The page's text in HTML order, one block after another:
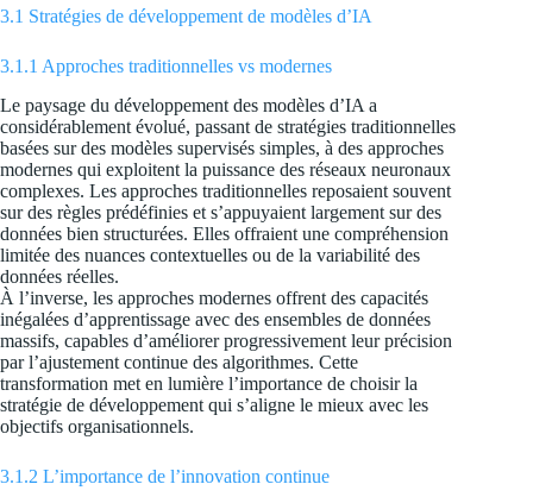
3.1 Stratégies de développement de modèles d’IA
3.1.1 Approches traditionnelles vs modernes
Le paysage du développement des modèles d’IA a
considérablement évolué, passant de stratégies traditionnelles
basées sur des modèles supervisés simples, à des approches
modernes qui exploitent la puissance des réseaux neuronaux
complexes. Les approches traditionnelles reposaient souvent
sur des règles prédéfinies et s’appuyaient largement sur des
données bien structurées. Elles offraient une compréhension
limitée des nuances contextuelles ou de la variabilité des
données réelles.
À l’inverse, les approches modernes offrent des capacités
inégalées d’apprentissage avec des ensembles de données
massifs, capables d’améliorer progressivement leur précision
par l’ajustement continue des algorithmes. Cette
transformation met en lumière l’importance de choisir la
stratégie de développement qui s’aligne le mieux avec les
objectifs organisationnels.
3.1.2 L’importance de l’innovation continue